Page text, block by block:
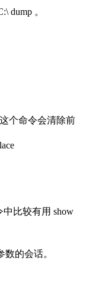
dump 。
个命令会清除前
比较有用 show
数的会话。